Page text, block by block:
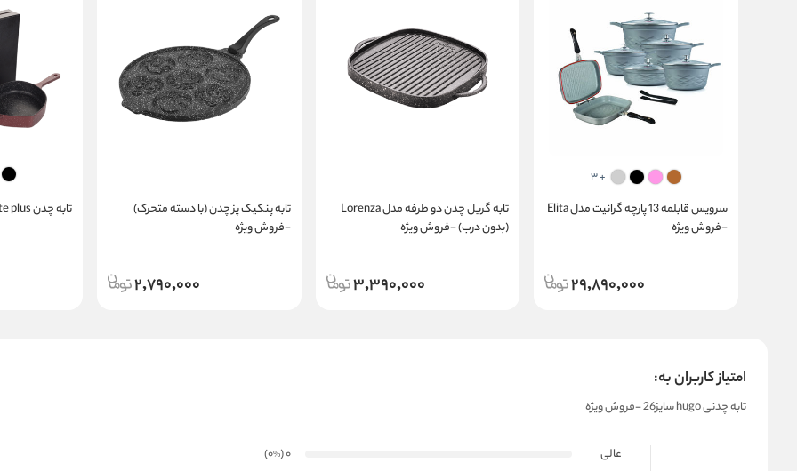
+ 3
سرویس قابلمه 13 پارچه گرانیت مدل Elita
-فروش ویژه
29,890,000
تابه گریل چدن دو طرفه مدل Lorenza
(بدون درب) -فروش ویژه
3,390,000
تابه پنکیک پز چدن (با دسته متحرک)
-فروش ویژه
2,790,000
تابه چدن Amante plus -فروش ویژه
امتیاز کاربران به:
تابه چدنی hugo سایز26 -فروش ویژه
عالی 0
(0
%
)